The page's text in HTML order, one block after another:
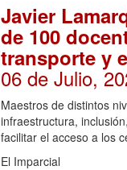
Javier
de 100
transporte y
06 de Julio,
Maestros de distintos
infraestructura,
facilitar el acceso a los
El Imparcial